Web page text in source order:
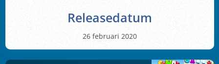
Releasedatum
26 februari 2020